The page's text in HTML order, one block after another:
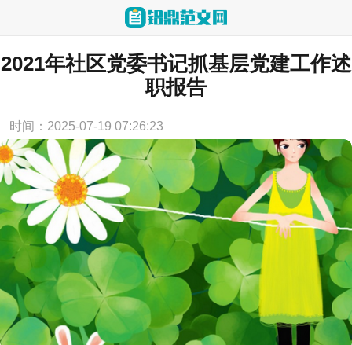
当前位置： 首页 > 述职报告
2021年社区党委书记抓基层党建工作述
职报告
时间：2025-07-19 07:26:23